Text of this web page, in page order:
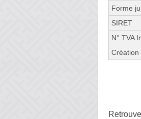
Forme
SIRET
N° TVA
Création